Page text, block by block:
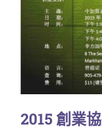
2015 創業